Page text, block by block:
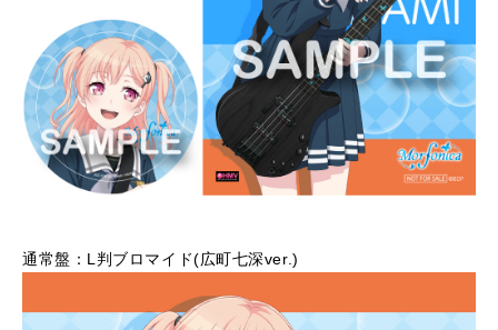
通常盤：L判ブロマイド(広町七深ver.)